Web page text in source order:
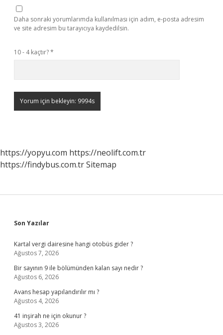
Daha sonraki yorumlarımda kullanılması için adım, e-posta adresim
ve site adresim bu tarayıcıya kaydedilsin.
10 - 4 kaçtır?*
https://yopyu.com https://neolift.com.tr
https://findybus.com.trSitemap
Sidebar
Son Yazılar
Kartal vergi dairesine hangi otobüs gider ?
Ağustos 7, 2026
Bir sayının 9 ile bölümünden kalan sayı nedir ?
Ağustos 6, 2026
Avans hesap yapılandırılır mı ?
Ağustos 4, 2026
41 inşirah ne için okunur ?
Ağustos 3, 2026